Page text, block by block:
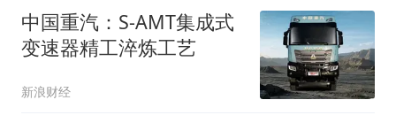
中国重汽：S-AMT集成式
变速器精工淬炼工艺
新浪财经